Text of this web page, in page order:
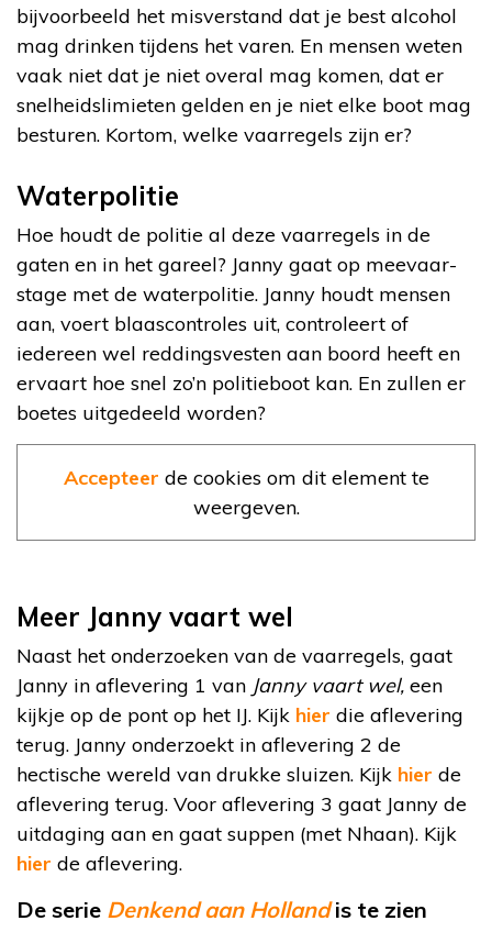
bijvoorbeeld het misverstand dat je best alcohol
mag drinken tijdens het varen. En mensen weten
vaak niet dat je niet overal mag komen, dat er
snelheidslimieten gelden en je niet elke boot mag
besturen. Kortom, welke vaarregels zijn er?
Waterpolitie
Hoe houdt de politie al deze vaarregels in de
gaten en in het gareel? Janny gaat op meevaar-
stage met de waterpolitie. Janny houdt mensen
aan, voert blaascontroles uit, controleert of
iedereen wel reddingsvesten aan boord heeft en
ervaart hoe snel zo’n politieboot kan. En zullen er
boetes uitgedeeld worden?
Accepteer de cookies om dit element te
weergeven.
Meer Janny vaart wel
Naast het onderzoeken van de vaarregels, gaat
Janny in aflevering 1 van Janny vaart wel, een
kijkje op de pont op het IJ. Kijk hier die aflevering
terug. Janny onderzoekt in aflevering 2 de
hectische wereld van drukke sluizen. Kijk hier de
aflevering terug. Voor aflevering 3 gaat Janny de
uitdaging aan en gaat suppen (met Nhaan). Kijk
hier de aflevering.
De serie Denkend aan Hollandis te zien